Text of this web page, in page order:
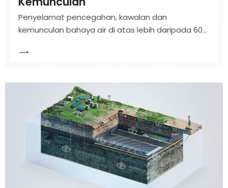
Penyelamat pencegahan, kawalan dan
kemunculan bahaya air di atas lebih daripada 60
bakat, sistem teknikal dengan teras penerokaan
pengesanan bahaya air, ramalan, pengesanan,
pengurusan, dan Floo